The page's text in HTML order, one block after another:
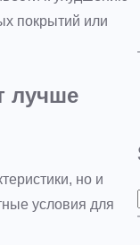
покрытий или
лучше
но и
условия для